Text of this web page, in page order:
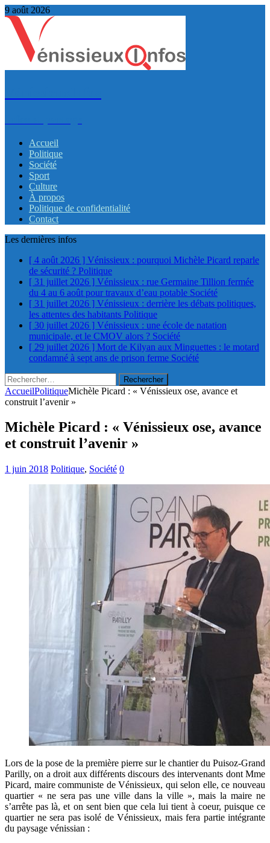
9 août 2026
Accueil
Politique
Société
Sport
Culture
À propos
Politique de confidentialité
Contact
Les dernières infos
[ 4 août 2026 ] Vénissieux : pourquoi Michèle Picard reparle
de sécurité ? Politique
[ 31 juillet 2026 ] Vénissieux : rue Germaine Tillion fermée
du 4 au 6 août pour travaux d’eau potable Société
[ 31 juillet 2026 ] Vénissieux : derrière les débats politiques,
les attentes des habitants Politique
[ 30 juillet 2026 ] Vénissieux : une école de natation
municipale, et le CMOV alors ? Société
[ 29 juillet 2026 ] Mort de Kilyan aux Minguettes : le motard
condamné à sept ans de prison ferme Société
Rechercher :
AccueilPolitiqueMichèle Picard : « Vénissieux ose, avance et
construit l’avenir »
Michèle Picard : « Vénissieux ose, avance
et construit l’avenir »
1 juin 2018 Politique, Société 0
Lors de la pose de la première pierre sur le chantier du Puisoz-Grand
Parilly, on a droit aux différents discours des intervenants dont Mme
Picard, maire communiste de Vénissieux, qui selon elle, ce nouveau
quartier « ne sera pas une ville dans la ville », mais la maire ne
s’arrête pas là, et on sent bien que cela lui tient à coeur, puisque ce
quartier ne sera pas isolé de Vénissieux, mais fera partie intégrante
du paysage vénissian :